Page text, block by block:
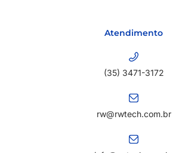
Atendimento
(35) 3471-3172
rw@rwtech.com.br